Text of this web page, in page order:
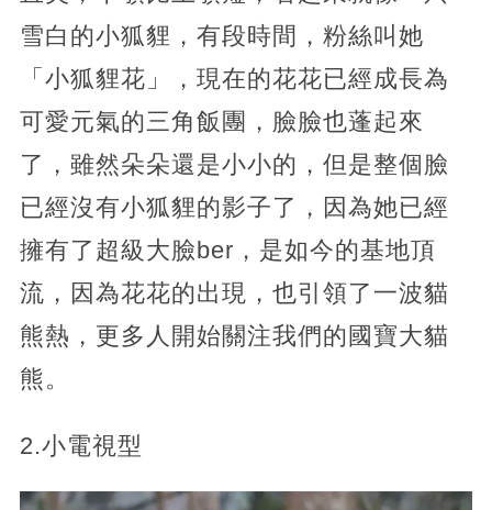
雪白的小狐貍，有段時間，粉絲叫她
「小狐貍花」，現在的花花已經成長為
可愛元氣的三角飯團，臉臉也蓬起來
了，雖然朵朵還是小小的，但是整個臉
已經沒有小狐貍的影子了，因為她已經
擁有了超級大臉ber，是如今的基地頂
流，因為花花的出現，也引領了一波貓
熊熱，更多人開始關注我們的國寶大貓
熊。
2.小電視型